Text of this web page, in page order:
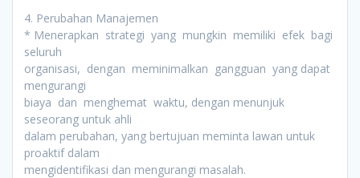
4. Perubahan Manajemen
* Menerapkan strategi yang mungkin memiliki efek bagi
seluruh
organisasi, dengan meminimalkan gangguan yang dapat
mengurangi
biaya dan menghemat waktu, dengan menunjuk
seseorang untuk ahli
dalam perubahan, yang bertujuan meminta lawan untuk
proaktif dalam
mengidentifikasi dan mengurangi masalah.